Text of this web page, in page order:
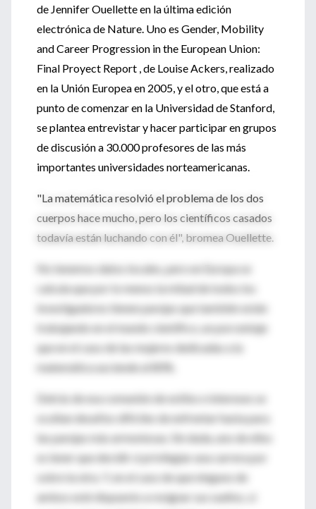
de Jennifer Ouellette en la última edición
electrónica de Nature. Uno es Gender, Mobility
and Career Progression in the European Union:
Final Proyect Report , de Louise Ackers, realizado
en la Unión Europea en 2005, y el otro, que está a
punto de comenzar en la Universidad de Stanford,
se plantea entrevistar y hacer participar en grupos
de discusión a 30.000 profesores de las más
importantes universidades norteamericanas.
"La matemática resolvió el problema de los dos
cuerpos hace mucho, pero los científicos casados
todavía están luchando con él", bromea Ouellette.
No tenemos datos locales, pero en Europa se
calcula que por lo menos la mitad de todos los
investigadores tienen parejas que también están
trabajando en el mundo científico, un porcentaje
que en el caso de las mujeres dedicadas a la
matemática asciende al 80%.
Detrás de esa comunión de estilos e intereses se
ocultan desafíos difíciles de enfrentar hasta para
las parejas más armoniosas. Sin duda, uno de ellos
es tener que decidir si privilegiar una carrera por
sobre la otra. Y, en el caso de que ninguno de
ambos esté dispuesto a resignar sus sueños, si